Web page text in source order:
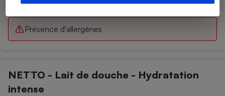
Présence d'allergènes
NETTO - Lait de douche - Hydratation
intense